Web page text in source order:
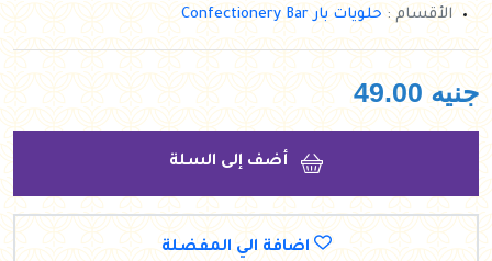
الأقسام :حلويات بار Confectionery Bar
جنيه 49.00
أضف إلى السلة
اضافة الي المفضلة